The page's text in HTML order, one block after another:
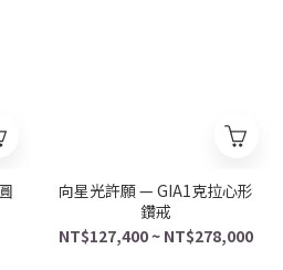
向星光許願 — GIA1克拉心形
鑽戒
NT$127,400 ~ NT$278,000